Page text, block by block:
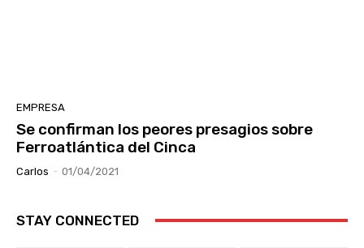
EMPRESA
Se confirman los peores presagios sobre
Ferroatlántica del Cinca
Carlos - 01/04/2021
STAY CONNECTED